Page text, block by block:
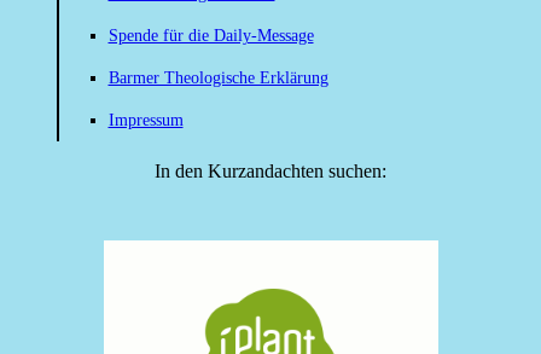
Spende für die Daily-Message
Barmer Theologische Erklärung
Impressum
In den Kurzandachten suchen: